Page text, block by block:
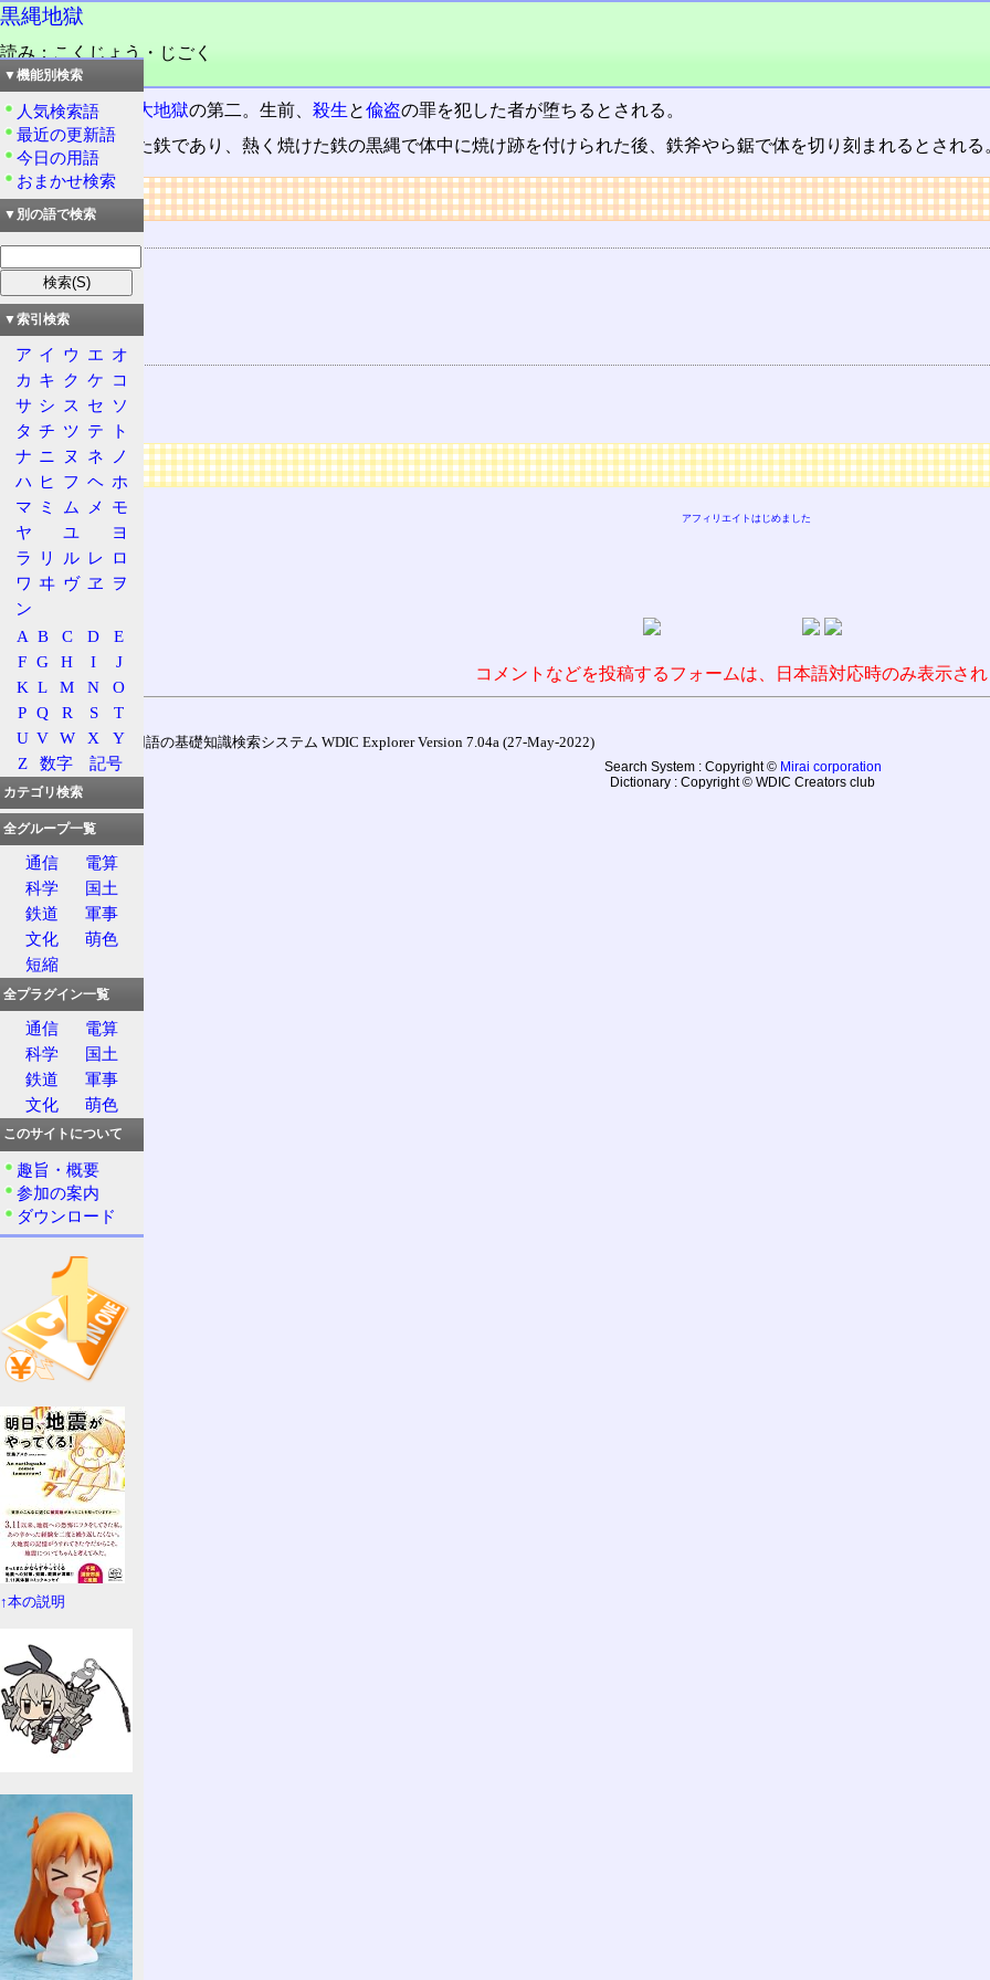
黒縄地獄
読み：こくじょう・じごく
品詞：その他地名
仏教における 八大地獄の第二。生前、殺生と偸盗の罪を犯した者が堕ちるとされる。
台地は熱く焼けた鉄であり、熱く焼けた鉄の黒縄で体中に焼け跡を付けられた後、鉄斧やら鋸で体を切り刻まれるとされる
リンク
用語の所属
仏教
地獄道
八大地獄
関連する用語
殺生
偸盗
広告
アフィリエイトはじめました
コメントなどを投稿するフォームは、日本語対応時のみ表示さ
通信用語の基礎知識検索システム WDIC Explorer Version 7.04a (27-May-2022)
Search System : Copyright © Mirai corporation
Dictionary : Copyright © WDIC Creators club
▼機能別検索
人気検索語
最近の更新語
今日の用語
おまかせ検索
▼別の語で検索
▼索引検索
ア イ ウ エ オ
カ キ ク ケ コ
サ シ ス セ ソ
タ チ ツ テ
ト
ナ ニ ヌ ネ
ノ
ハ ヒ フ ヘ ホ
マ ミ ム メ
モ
ヤ
ユ
ヨ
ラ
リ ル レ ロ
ワ ヰ ヴ ヱ
ヲ
ン
A B C D
E
F G H I
J
K L M N
O
P Q R S
T
U V W X
Y
Z
数字 記号
カテゴリ検索
全グループ一覧
通信
電算
科学
国土
鉄道
軍事
文化
萌色
短縮
全プラグイン一覧
通信
電算
科学
国土
鉄道
軍事
文化
萌色
このサイトについて
趣旨・概要
参加の案内
ダウンロード
↑本の説明